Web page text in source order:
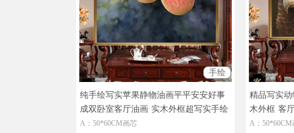
手绘
纯手绘写实苹果静物油画平平安安好事
成双卧室客厅油画 实木外框超写实手绘
苹果油画
A：50*60CM画芯
精品写实
木外框 客
A：50*60CM